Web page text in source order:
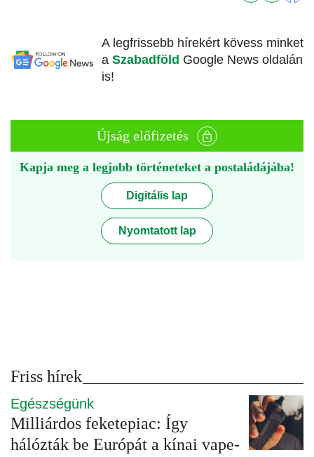
A legfrissebb hírekért kövess minket
a Szabadföld Google News oldalán
is!
Újság előfizetés
Kapja meg a legjobb történeteket a postaládájába!
Digitális lap
Nyomtatott lap
Friss hírek
Egészségünk
Milliárdos feketepiac: Így
hálózták be Európát a kínai vape-